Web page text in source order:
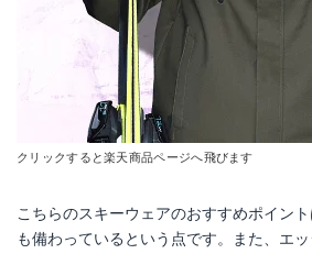
クリックすると楽天商品ページへ飛びます
こちらのスキーウェアのおすすめポイン
も備わっているという点です。また、エ